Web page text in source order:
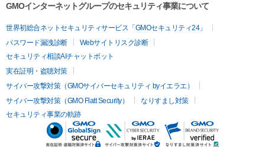
GMOインターネットグループのセキュリティ事業について
世界初総合ネットセキュリティサービス「GMOセキュリティ24」
パスワード漏洩診断
Webサイトリスク診断
セキュリティ相談AIチャットボット
実在証明・盗聴対策
サイバー攻撃対策（GMOサイバーセキュリティ byイエラエ）
サイバー攻撃対策（GMO Flatt Security）
なりすまし対策
セキュリティ事業の軌跡